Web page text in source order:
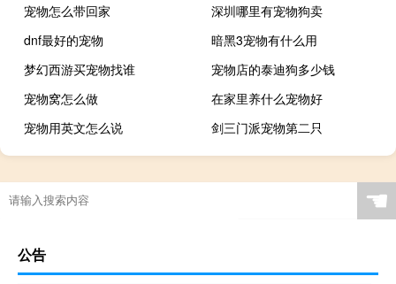
宠物怎么带回家
深圳哪里有宠物狗卖
dnf最好的宠物
暗黑3宠物有什么用
梦幻西游买宠物找谁
宠物店的泰迪狗多少钱
宠物窝怎么做
在家里养什么宠物好
宠物用英文怎么说
剑三门派宠物第二只
☚
公告